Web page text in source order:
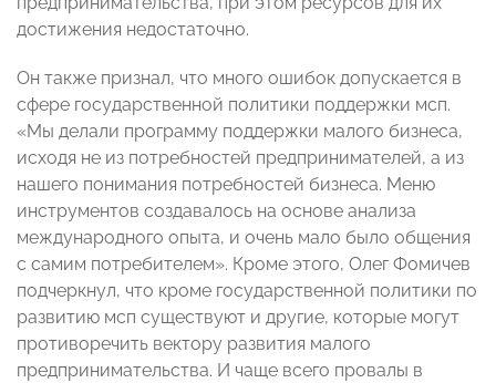
достижения недостаточно.
Он также признал, что много ошибок допускается в
сфере государственной политики поддержки мсп.
«Мы делали программу поддержки малого бизнеса,
исходя не из потребностей предпринимателей, а из
нашего понимания потребностей бизнеса. Меню
инструментов создавалось на основе анализа
международного опыта, и очень мало было общения
с самим потребителем». Кроме этого, Олег Фомичев
подчеркнул, что кроме государственной политики по
развитию мсп существуют и другие, которые могут
противоречить вектору развития малого
предпринимательства. И чаще всего провалы в